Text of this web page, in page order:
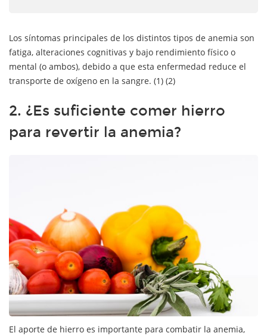
Los síntomas principales de los distintos tipos de anemia son
fatiga, alteraciones cognitivas y bajo rendimiento físico o
mental (o ambos), debido a que esta enfermedad reduce el
transporte de oxígeno en la sangre. (1) (2)
2. ¿Es suficiente comer hierro
para revertir la anemia?
El aporte de hierro es importante para combatir la anemia,